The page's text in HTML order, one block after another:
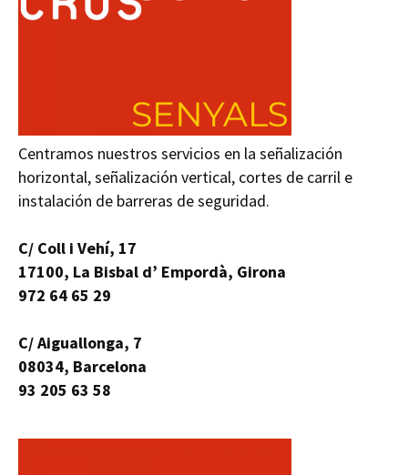
Centramos nuestros servicios en la señalización
horizontal, señalización vertical, cortes de carril e
instalación de barreras de seguridad.
C/ Coll i Vehí, 17
17100, La Bisbal d’ Empordà, Girona
972 64 65 29
C/ Aiguallonga, 7
08034, Barcelona
93 205 63 58